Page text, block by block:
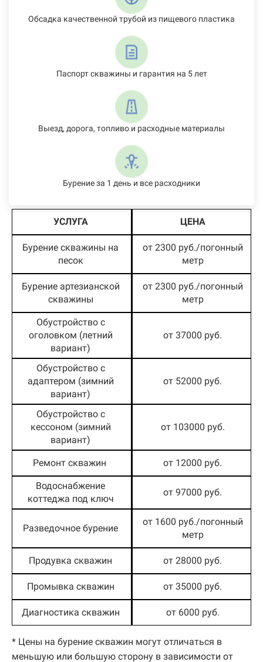
Обсадка качественной трубой из пищевого пластика
Паспорт скважины и гарантия на 5 лет
Выезд, дорога, топливо и расходные материалы
Бурение за 1 день и все расходники
УСЛУГА ЦЕНА
Бурение скважины на
песок
от 2300 руб./погонный
метр
Бурение артезианской
скважины
от 2300 руб./погонный
метр
Обустройство с
оголовком (летний
вариант)
от 37000 руб.
Обустройство с
адаптером (зимний
вариант)
от 52000 руб.
Обустройство с
кессоном (зимний
вариант)
от 103000 руб.
Ремонт скважин от 12000 руб.
Водоснабжение
коттеджа под ключ
от 97000 руб.
Разведочное бурение
от 1600 руб./погонный
метр
Продувка скважин от 28000 руб.
Промывка скважин от 35000 руб.
Диагностика скважин от 6000 руб.
* Цены на бурение скважин могут отличаться в
меньшую или большую сторону в зависимости от